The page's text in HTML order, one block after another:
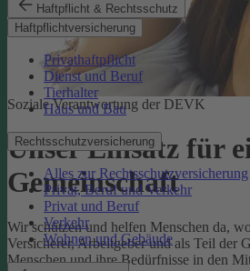
Haftpflicht & Rechtsschutz
Haftpflichtversicherung
Privathaftpflicht
Dienst und Beruf
Tierhalter
Haus und Bau
Rechtsschutzversicherung
Alles zur Rechtsschutzversicherung
Privat, Beruf und Verkehr
Privat und Beruf
Verkehr
Wohnen und Gebäude
Soziale Verantwortung der DEVK
Unser Einsatz für
Gemeinschaft
Wir schützen und helfen Menschen da,
Versicherer, Arbeitgeber und als Teil der
Menschen und ihre Bedürfnisse in den